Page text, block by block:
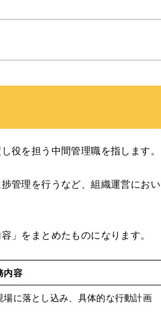
役を担う中間管理職を指します。
管理を行うなど、組織運営におい
」をまとめたものになります。
内容
場に落とし込み、具体的な行動計画